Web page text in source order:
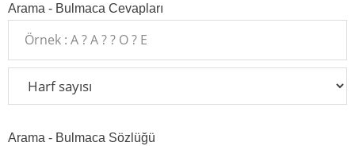
Arama - Bulmaca Cevapları
Arama - Bulmaca Sözlüğü